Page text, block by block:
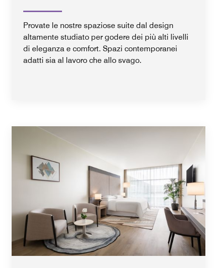
Provate le nostre spaziose suite dal design
altamente studiato per godere dei più alti livelli
di eleganza e comfort. Spazi contemporanei
adatti sia al lavoro che allo svago.